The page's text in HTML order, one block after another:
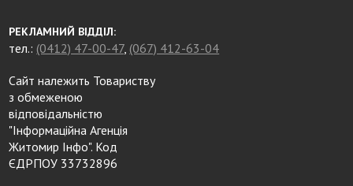
РЕКЛАМНИЙ ВІДДІЛ:
тел.: (0412) 47-00-47, (067) 412-63-04
Сайт належить Товариству
з обмеженою
відповідальністю
"Інформаційна Агенція
Житомир Інфо". Код
ЄДРПОУ 33732896